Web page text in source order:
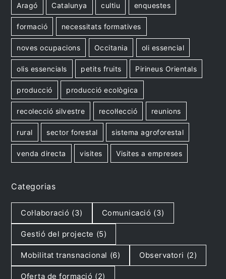
Aragó Catalunya cultiu enquestes
formació necessitats formatives
noves ocupacions Occitania oli essencial
olis essencials petits fruits Pirineus Orientals
producció producció ecològica
recolecció silvestre recol·lecció reunions
rural sector forestal sistema agroforestal
venda directa visites Visites a empreses
Categorias
Col·laboració (3) Comunicació (3)
Gestió del projecte (5)
Mobilitat transnacional (6) Observatori (2)
Oferta de formació (2)